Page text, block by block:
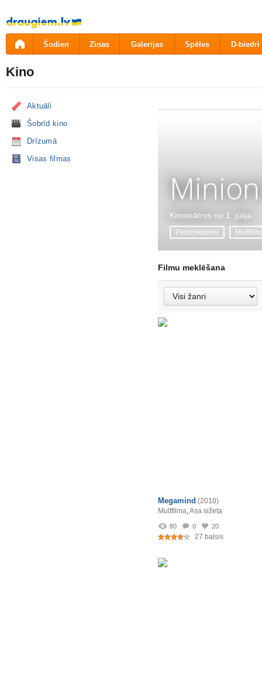
Pāriet
uz
saturu
Šodien Ziņas Galerijas Spēles D-biedri
Kino
Aktuāli
Šobrīd kino
Drīzumā
Visas filmas
Kinoteātros no 1. jūlija
Piedzīvojumu
Filmu meklēšana
Megamind (2010)
Multfilma,Asa sižeta
80 0 20
27 balsis